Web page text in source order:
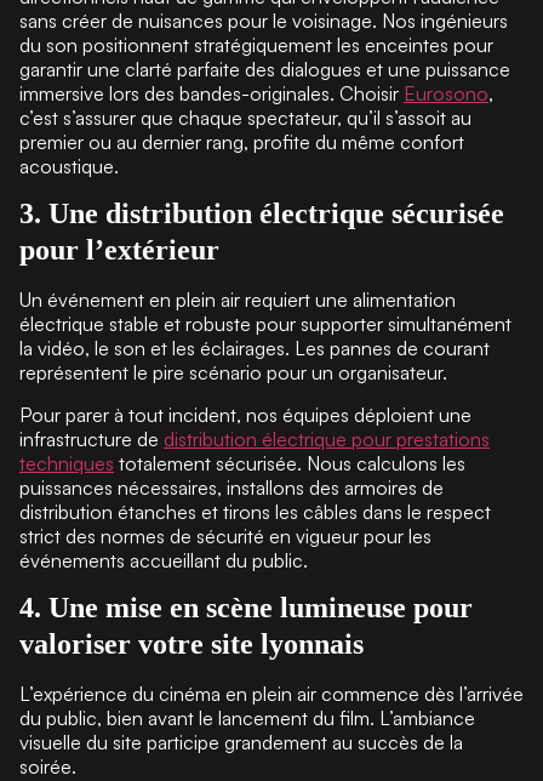
sans créer de nuisances pour le voisinage. Nos ingénieurs
du son positionnent stratégiquement les enceintes pour
garantir une clarté parfaite des dialogues et une puissance
immersive lors des bandes-originales. Choisir Eurosono,
c’est s’assurer que chaque spectateur, qu’il s’assoit au
premier ou au dernier rang, profite du même confort
acoustique.
3. Une distribution électrique sécurisée
pour l’extérieur
Un événement en plein air requiert une alimentation
électrique stable et robuste pour supporter simultanément
la vidéo, le son et les éclairages. Les pannes de courant
représentent le pire scénario pour un organisateur.
Pour parer à tout incident, nos équipes déploient une
infrastructure de distribution électrique pour prestations
techniques totalement sécurisée. Nous calculons les
puissances nécessaires, installons des armoires de
distribution étanches et tirons les câbles dans le respect
strict des normes de sécurité en vigueur pour les
événements accueillant du public.
4. Une mise en scène lumineuse pour
valoriser votre site lyonnais
L’expérience du cinéma en plein air commence dès l’arrivée
du public, bien avant le lancement du film. L’ambiance
visuelle du site participe grandement au succès de la
soirée.